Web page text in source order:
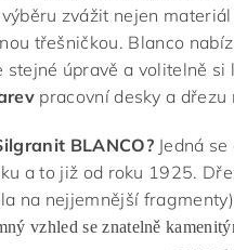
zvážit nejen
třešničkou. Blanco
stejné úpravě a volitelně
pracovní desky a dřezu
BLANCO? Jedná
a to již od roku 1925.
na nejjemnější
vzhled se znatelně